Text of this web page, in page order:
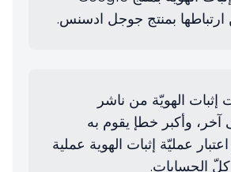
إثبات الهويّة من ناشر
وأكبر خطإ يقوم به
عمليّة إثبات الهوية عملية
الحسابات.